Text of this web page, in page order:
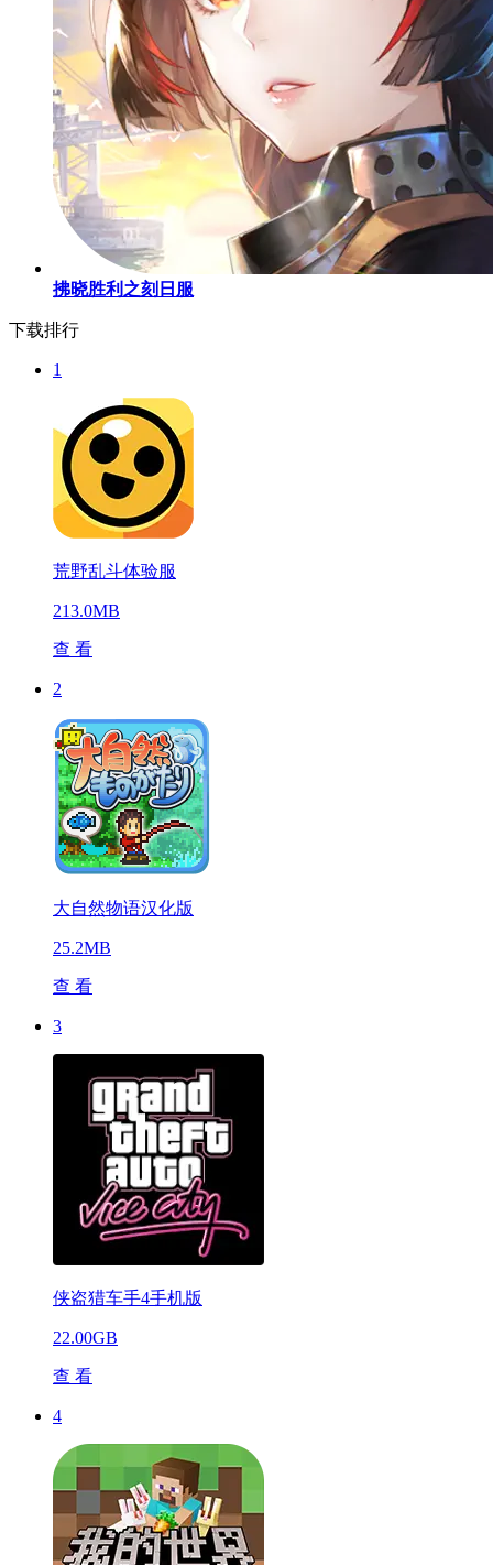
拂晓胜利之刻日服
下载排行
1
荒野乱斗体验服
213.0MB
查 看
2
大自然物语汉化版
25.2MB
查 看
3
侠盗猎车手4手机版
22.00GB
查 看
4